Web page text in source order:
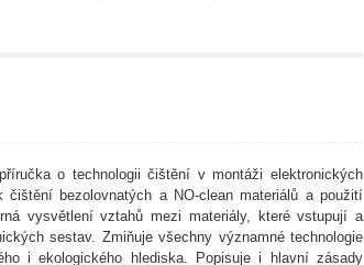
o technologii čištění v montáži elektronických
bezolovnatých a NO-clean materiálů a použití
vysvětlení vztahů mezi materiály, které vstupují a
sestav. Zmiňuje všechny významné technologie
i ekologického hlediska. Popisuje i hlavní zásady